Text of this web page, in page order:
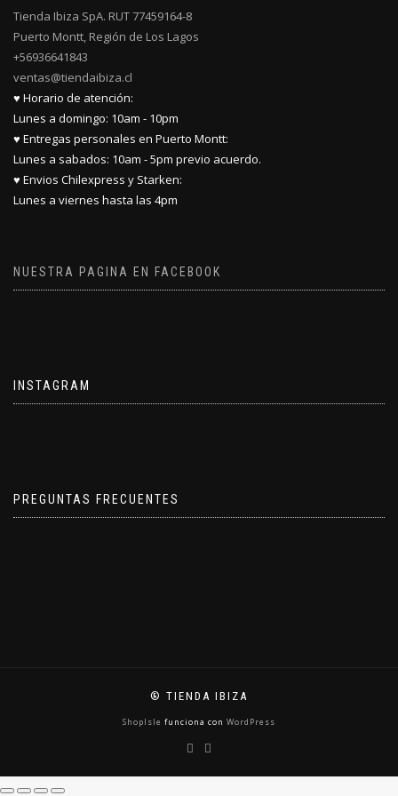
Tienda Ibiza SpA. RUT 77459164-8
Puerto Montt, Región de Los Lagos
+56936641843
ventas@tiendaibiza.cl
♥ Horario de atención:
Lunes a domingo: 10am - 10pm
♥ Entregas personales en Puerto Montt:
Lunes a sabados: 10am - 5pm previo acuerdo.
♥ Envios Chilexpress y Starken:
Lunes a viernes hasta las 4pm
NUESTRA PAGINA EN FACEBOOK
INSTAGRAM
PREGUNTAS FRECUENTES
® TIENDA IBIZA
ShopIsle funciona con WordPress